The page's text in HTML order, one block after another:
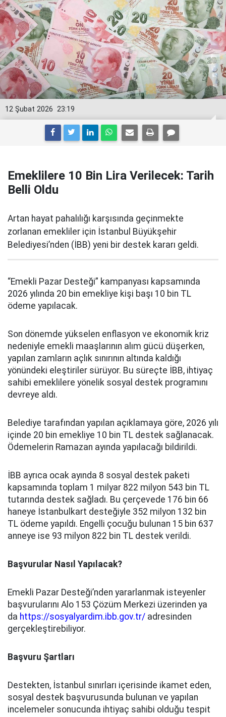
23:19
12 Şubat 2026
Emeklilere 10 Bin Lira Verilecek: Tarih
Belli Oldu
Artan hayat pahalılığı karşısında geçinmekte
zorlanan emekliler için İstanbul Büyükşehir
Belediyesi’nden (İBB) yeni bir destek kararı geldi.
“Emekli Pazar Desteği” kampanyası kapsamında
2026 yılında 20 bin emekliye kişi başı 10 bin TL
ödeme yapılacak.
Son dönemde yükselen enflasyon ve ekonomik kriz
nedeniyle emekli maaşlarının alım gücü düşerken,
yapılan zamların açlık sınırının altında kaldığı
yönündeki eleştiriler sürüyor. Bu süreçte İBB, ihtiyaç
sahibi emeklilere yönelik sosyal destek programını
devreye aldı.
Belediye tarafından yapılan açıklamaya göre, 2026 yılı
içinde 20 bin emekliye 10 bin TL destek sağlanacak.
Ödemelerin Ramazan ayında yapılacağı bildirildi.
İBB ayrıca ocak ayında 8 sosyal destek paketi
kapsamında toplam 1 milyar 822 milyon 543 bin TL
tutarında destek sağladı. Bu çerçevede 176 bin 66
haneye İstanbulkart desteğiyle 352 milyon 132 bin
TL ödeme yapıldı. Engelli çocuğu bulunan 15 bin 637
anneye ise 93 milyon 822 bin TL destek verildi.
Başvurular Nasıl Yapılacak?
Emekli Pazar Desteği’nden yararlanmak isteyenler
başvurularını Alo 153 Çözüm Merkezi üzerinden ya
da https://sosyalyardim.ibb.gov.tr/ adresinden
gerçekleştirebiliyor.
Başvuru Şartları
Destekten, İstanbul sınırları içerisinde ikamet eden,
sosyal destek başvurusunda bulunan ve yapılan
incelemeler sonucunda ihtiyaç sahibi olduğu tespit